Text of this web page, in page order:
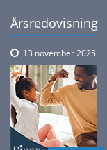
Årsredovisning
13 november 2025